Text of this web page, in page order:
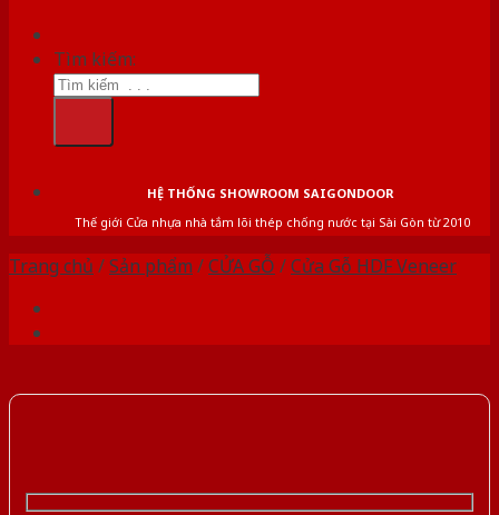
Tìm kiếm:
HỆ THỐNG SHOWROOM SAIGONDOOR
Thế giới Cửa nhựa nhà tắm lõi thép chống nước tại Sài Gòn từ 2010
Trang chủ /Sản phẩm /CỬA GỖ /Cửa Gỗ HDF Veneer